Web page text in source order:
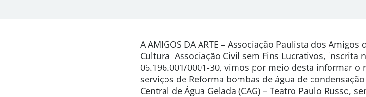
A AMIGOS DA ARTE – Associação Paulista dos
Cultura Associação Civil sem Fins Lucrativos, inscrita
06.196.001/0001-30, vimos por meio desta informar o
serviços de Reforma bombas de água de
Central de Água Gelada (CAG) – Teatro Paulo Russo,